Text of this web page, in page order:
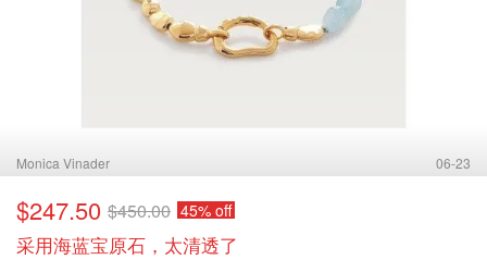
Monica Vinader 06-23
$247.50 $450.00 45% off
采用海蓝宝原石，太清透了